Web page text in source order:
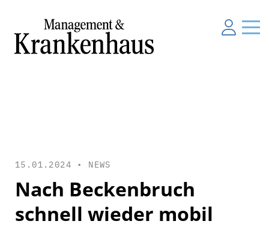
15.01.2024 • NEWS
Nach Beckenbruch
schnell wieder mobil